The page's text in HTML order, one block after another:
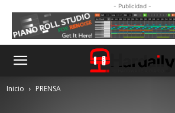
- Publicidad -
Inicio PRENSA